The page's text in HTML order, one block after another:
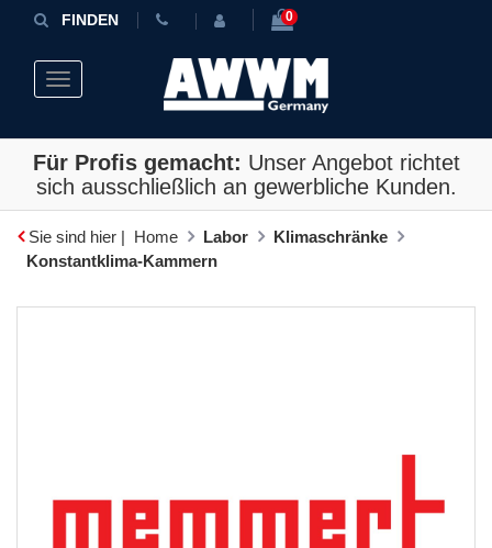
FINDEN 0
Toggle navigation
Für Profis gemacht: Unser Angebot richtet
sich ausschließlich an gewerbliche Kunden.
Sie sind hier | Home Labor
Klimaschränke
Konstantklima-Kammern